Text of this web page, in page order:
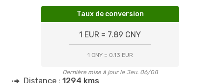
Taux de conversion
1 EUR = 7.89 CNY
1 CNY = 0.13 EUR
Dernière mise à jour le Jeu. 06/08
Distance : 1294 kms